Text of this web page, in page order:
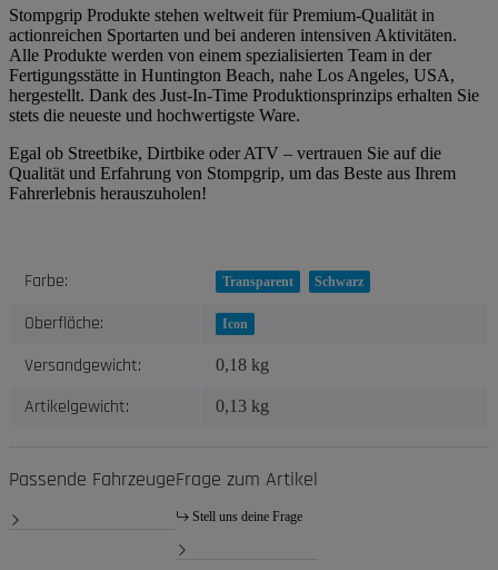
Stompgrip Produkte stehen weltweit für Premium-Qualität in
actionreichen Sportarten und bei anderen intensiven Aktivitäten.
Alle Produkte werden von einem spezialisierten Team in der
Fertigungsstätte in Huntington Beach, nahe Los Angeles, USA,
hergestellt. Dank des Just-In-Time Produktionsprinzips erhalten Sie
stets die neueste und hochwertigste Ware.
Egal ob Streetbike, Dirtbike oder ATV – vertrauen Sie auf die
Qualität und Erfahrung von Stompgrip, um das Beste aus Ihrem
Fahrerlebnis herauszuholen!
Produkteigenschaft
Wert
Farbe: Transparent Schwarz
Oberfläche: Icon
Versandgewicht: 0,18 kg
Artikelgewicht: 0,13 kg
Passende FahrzeugeFrage zum Artikel
Stell uns deine Frage